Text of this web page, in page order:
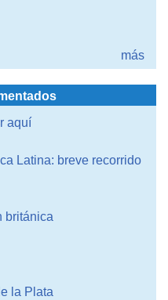
más
aquí
Latina: breve recorrido
británica
la Plata